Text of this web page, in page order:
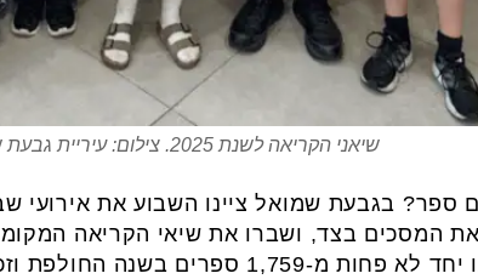
שיאני הקריאה לשנת 2025. צילום: עיריית גבעת שמואל
ספר? בגבעת שמואל ציינו השבוע את
הספר "מורשת מנחם", קראו יחד לא פחות